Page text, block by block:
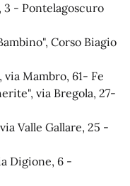
3 - Pontelagoscuro
Corso Biagio
Mambro, 61- Fe
via Bregola, 27-
Valle Gallare, 25 -
Digione, 6 -